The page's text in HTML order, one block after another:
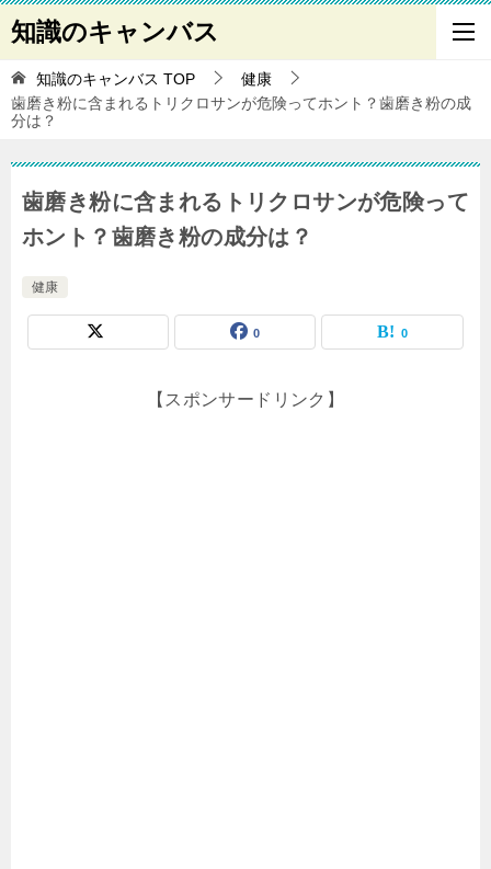
知識のキャンバス
知識のキャンバス TOP
健康
歯磨き粉に含まれるトリクロサンが危険ってホント？歯磨き粉の成
分は？
歯磨き粉に含まれるトリクロサンが危険って
ホント？歯磨き粉の成分は？
健康
0 0
【スポンサードリンク】